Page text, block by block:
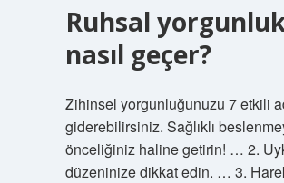
Ruhsal
nasıl geçer?
Zihinsel yorgunluğunuzu 7 etkili
giderebilirsiniz. Sağlıklı
önceliğiniz haline getirin! … 2.
düzeninize dikkat edin. … 3.